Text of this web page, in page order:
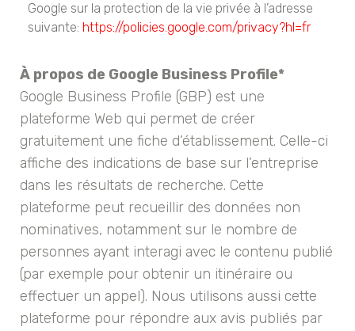
Google sur la protection de la vie privée à l’adresse
suivante: https://policies.google.com/privacy?hl=fr
À propos de Google Business Profile*
Google Business Profile (GBP) est une
plateforme Web qui permet de créer
gratuitement une fiche d’établissement. Celle-ci
affiche des indications de base sur l’entreprise
dans les résultats de recherche. Cette
plateforme peut recueillir des données non
nominatives, notamment sur le nombre de
personnes ayant interagi avec le contenu publié
(par exemple pour obtenir un itinéraire ou
effectuer un appel). Nous utilisons aussi cette
plateforme pour répondre aux avis publiés par